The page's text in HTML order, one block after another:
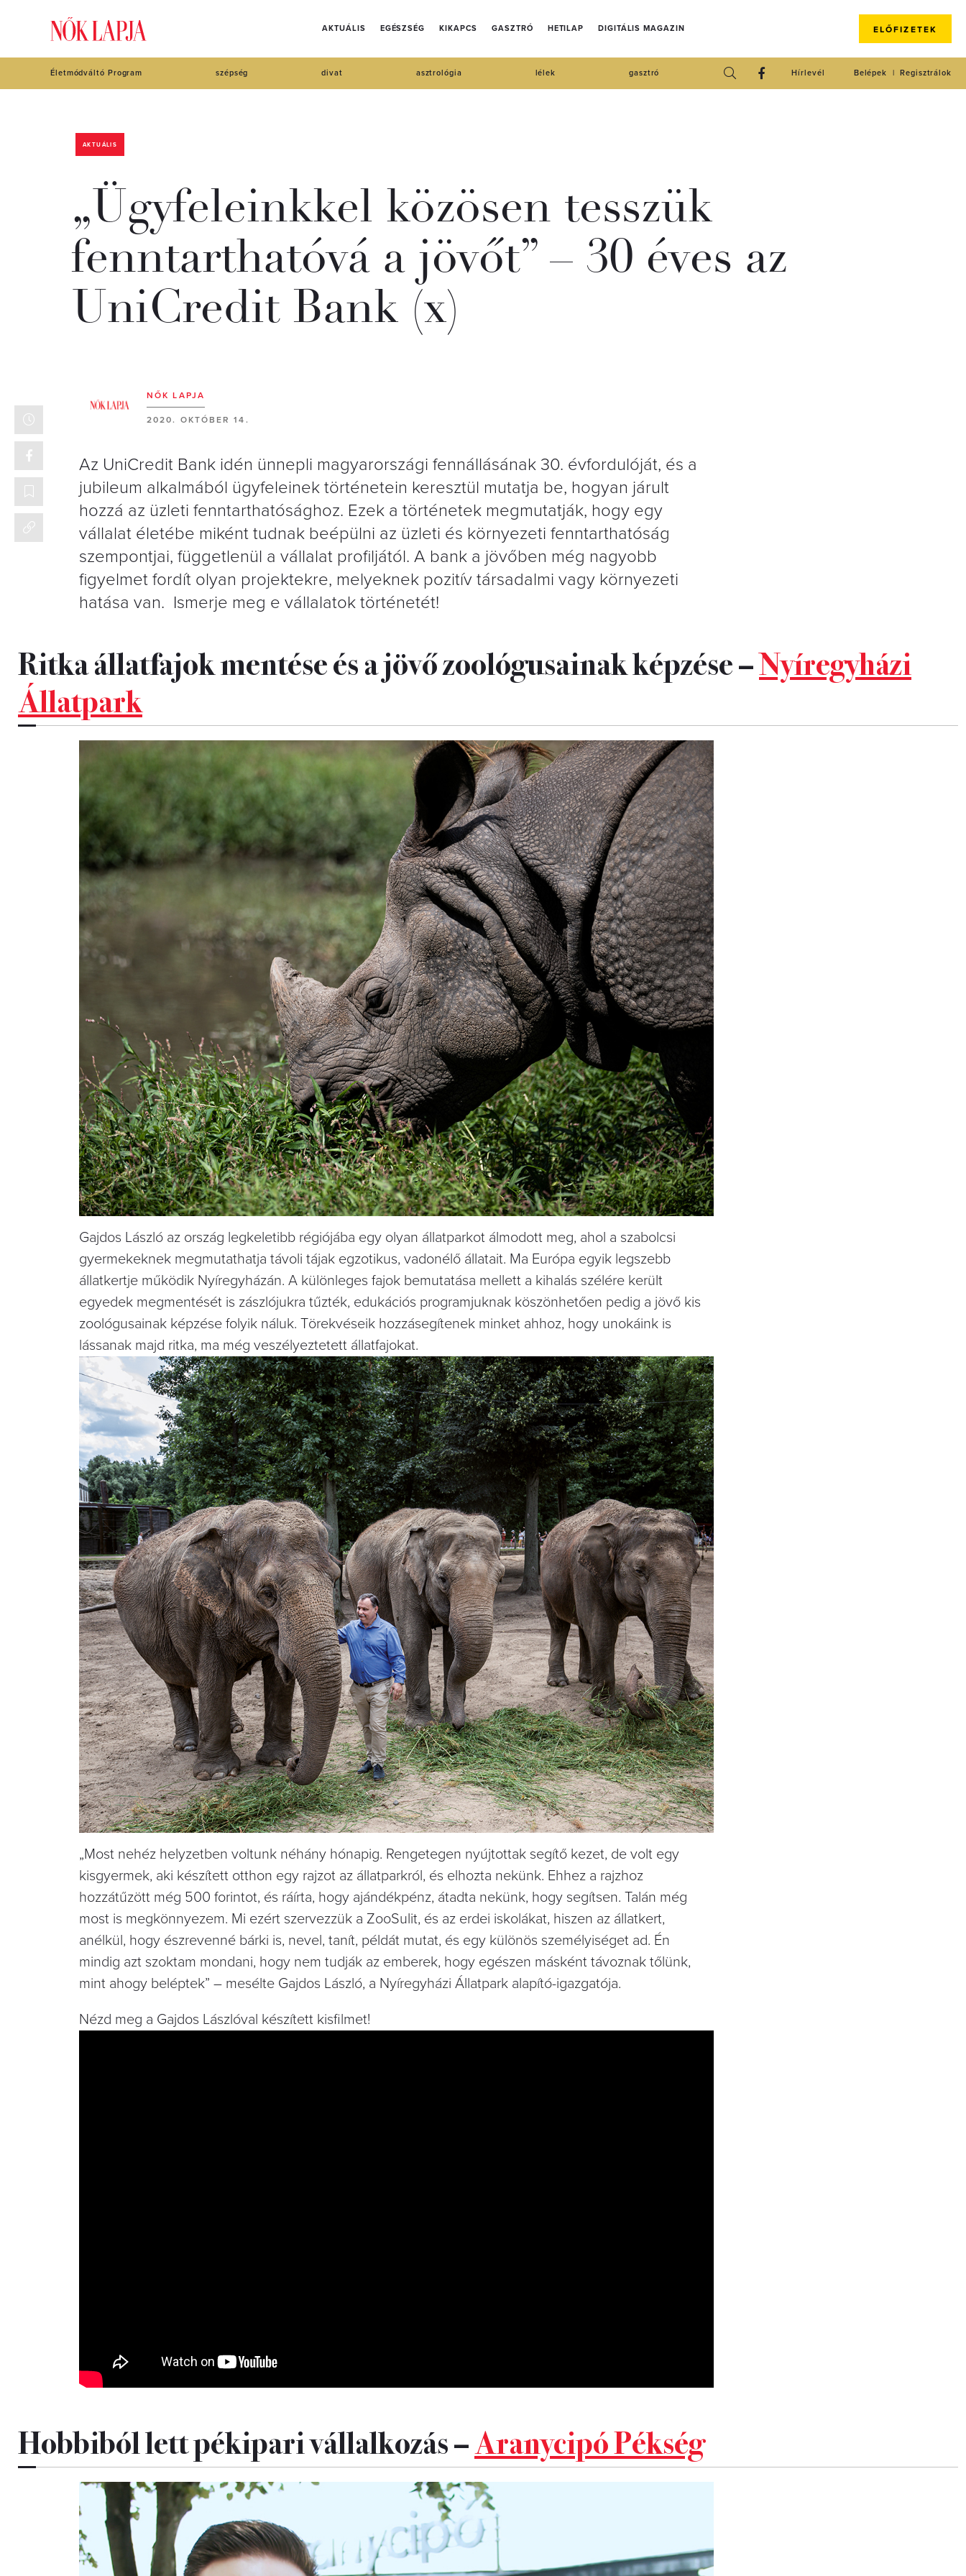
AKTUÁLIS EGÉSZSÉG KIKAPCS GASZTRÓ HETILAP DIGITÁLIS MAGAZIN ELŐFIZETEK
Életmódváltó Program szépség divat asztrológia lélek gasztró Regisztrálok
Belépek
Hírlevél
AKTUÁLIS
„Ügyfeleinkkel közösen tesszük
fenntarthatóvá a jövőt” – 30 éves az
UniCredit Bank (x)
NŐK LAPJA
2020. OKTÓBER 14.
Az UniCredit Bank idén ünnepli magyarországi fennállásának 30. évfordulóját, és a
jubileum alkalmából ügyfeleinek történetein keresztül mutatja be, hogyan járult
hozzá az üzleti fenntarthatósághoz. Ezek a történetek megmutatják, hogy egy
vállalat életébe miként tudnak beépülni az üzleti és környezeti fenntarthatóság
szempontjai, függetlenül a vállalat profiljától. A bank a jövőben még nagyobb
figyelmet fordít olyan projektekre, melyeknek pozitív társadalmi vagy környezeti
hatása van. Ismerje meg e vállalatok történetét!
Ritka állatfajok mentése és a jövő zoológusainak képzése –Nyíregyházi
Állatpark
Gajdos László az ország legkeletibb régiójába egy olyan állatparkot álmodott meg, ahol a szabolcsi
gyermekeknek megmutathatja távoli tájak egzotikus, vadonélő állatait. Ma Európa egyik legszebb
állatkertje működik Nyíregyházán. A különleges fajok bemutatása mellett a kihalás szélére került
egyedek megmentését is zászlójukra tűzték, edukációs programjuknak köszönhetően pedig a jövő kis
zoológusainak képzése folyik náluk. Törekvéseik hozzásegítenek minket ahhoz, hogy unokáink is
lássanak majd ritka, ma még veszélyeztetett állatfajokat.
„Most nehéz helyzetben voltunk néhány hónapig. Rengetegen nyújtottak segítő kezet, de volt egy
kisgyermek, aki készített otthon egy rajzot az állatparkról, és elhozta nekünk. Ehhez a rajzhoz
hozzátűzött még 500 forintot, és ráírta, hogy ajándékpénz, átadta nekünk, hogy segítsen. Talán még
most is megkönnyezem. Mi ezért szervezzük a ZooSulit, és az erdei iskolákat, hiszen az állatkert,
anélkül, hogy észrevenné bárki is, nevel, tanít, példát mutat, és egy különös személyiséget ad. Én
mindig azt szoktam mondani, hogy nem tudják az emberek, hogy egészen másként távoznak tőlünk,
mint ahogy beléptek” – mesélte Gajdos László, a Nyíregyházi Állatpark alapító-igazgatója.
Nézd meg a Gajdos Lászlóval készített kisfilmet!
Hobbiból lett pékipari vállalkozás –Aranycipó Pékség